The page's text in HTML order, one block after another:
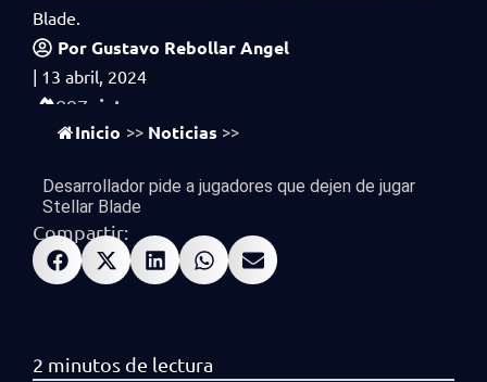
Blade.
PorGustavo Rebollar Angel
| 13 abril, 2024
897 vistas
Inicio >> Noticias >>
Desarrollador pide a jugadores que dejen de jugar
Stellar Blade
Compartir: